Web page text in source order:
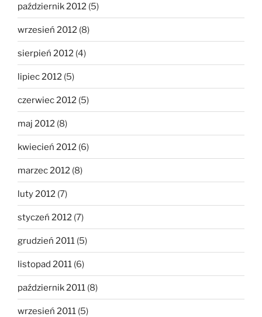
październik 2012 (5)
wrzesień 2012 (8)
sierpień 2012 (4)
lipiec 2012 (5)
czerwiec 2012 (5)
maj 2012 (8)
kwiecień 2012 (6)
marzec 2012 (8)
luty 2012 (7)
styczeń 2012 (7)
grudzień 2011 (5)
listopad 2011 (6)
październik 2011 (8)
wrzesień 2011 (5)